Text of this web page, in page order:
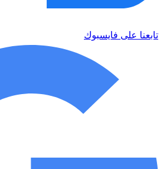
تابعنا على فايسبوك